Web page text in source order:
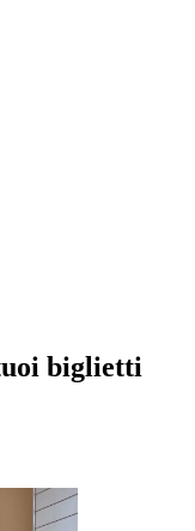
biglietti